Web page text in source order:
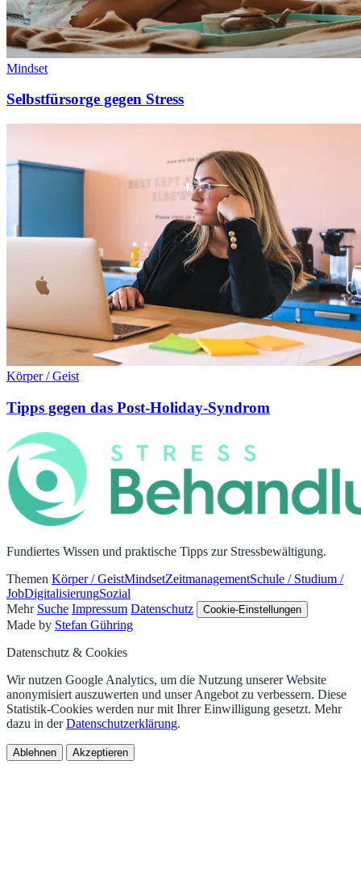
Mindset
Selbstfürsorge gegen Stress
Körper / Geist
Tipps gegen das Post-Holiday-Syndrom
Fundiertes Wissen und praktische Tipps zur Stressbewältigung.
Themen Körper / GeistMindsetZeitmanagementSchule / Studium /
JobDigitalisierungSozial
Mehr Suche Impressum Datenschutz Cookie-Einstellungen
Made by Stefan Gühring
Datenschutz & Cookies
Wir nutzen Google Analytics, um die Nutzung unserer Website
anonymisiert auszuwerten und unser Angebot zu verbessern. Diese
Statistik-Cookies werden nur mit Ihrer Einwilligung gesetzt. Mehr
dazu in derDatenschutzerklärung.
Ablehnen Akzeptieren